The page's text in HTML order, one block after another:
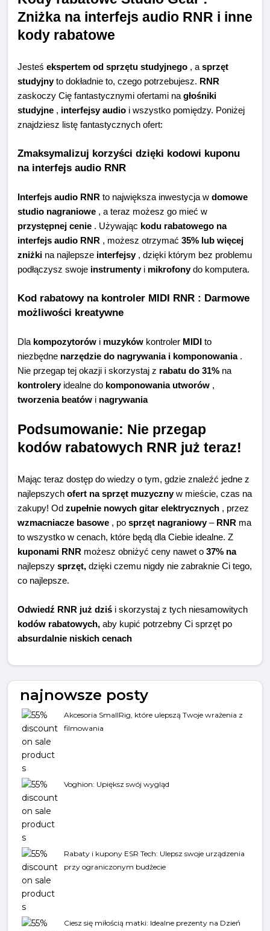
Zniżka na interfejs audio RNR i inne
kody rabatowe
Jesteś ekspertem od sprzętu studyjnego , a sprzęt
studyjnyto dokładnie to, czego potrzebujesz. RNR
zaskoczy Cię fantastycznymi ofertami na głośniki
studyjne , interfejsy audio i wszystko pomiędzy. Poniżej
znajdziesz listę fantastycznych ofert:
Zmaksymalizuj korzyści dzięki kodowi kuponu
na interfejs audio RNR
Interfejs audio RNR to największa inwestycja w domowe
studio nagraniowe , a teraz możesz go mieć w
przystępnej cenie . Używając kodu rabatowego na
interfejs audio RNR , możesz otrzymać 35% lub więcej
zniżki na najlepsze interfejsy, dzięki którym bez problemu
podłączysz swoje instrumentyi mikrofonydo komputera.
Kod rabatowy na kontroler MIDI RNR : Darmowe
możliwości kreatywne
Dla kompozytorów i muzyków kontroler MIDI to
niezbędne narzędzie do nagrywania i komponowania.
Nie przegap tej okazji i skorzystaj z rabatu do 31% na
kontroleryidealne do komponowania utworów ,
tworzenia beatów i nagrywania
Podsumowanie: Nie przegap
kodów rabatowych RNR już teraz!
Mając teraz dostęp do wiedzy o tym, gdzie znaleźć jedne z
najlepszych ofert na sprzęt muzycznyw mieście, czas na
zakupy! Od zupełnie nowych gitar elektrycznych , przez
wzmacniacze basowe , po sprzęt nagraniowy– RNR ma
to wszystko w cenach, które będą dla Ciebie idealne. Z
kuponami RNR możesz obniżyć ceny nawet o 37% na
najlepszy sprzęt, dzięki czemu nigdy nie zabraknie Ci tego,
co najlepsze.
Odwiedź RNR już dziś i skorzystaj z tych niesamowitych
kodów rabatowych, aby kupić potrzebny Ci sprzęt po
absurdalnie niskich cenach
najnowsze posty
Akcesoria SmallRig, które ulepszą Twoje wrażenia z
filmowania
Voghion: Upiększ swój wygląd
Rabaty i kupony ESR Tech: Ulepsz swoje urządzenia
przy ograniczonym budżecie
Ciesz się miłością matki: Idealne prezenty na Dzień